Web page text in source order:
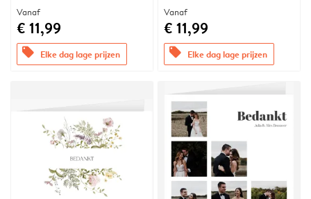
Vanaf
€ 11,99
offers Elke dag lage prijzen
Vanaf
€ 11,99
offers Elke dag lage prijzen